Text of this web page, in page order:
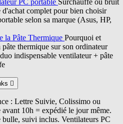
complet pour bien choisir
selon sa marque (Asus, HP,
la Pâte Thermique Pourquoi et
thermique sur son ordinateur
indispensable ventilateur + pâte

: Lettre Suivie, Colissimo ou
10h = expédié le jour même.
bulle, suivi inclus. Ventilateurs PC